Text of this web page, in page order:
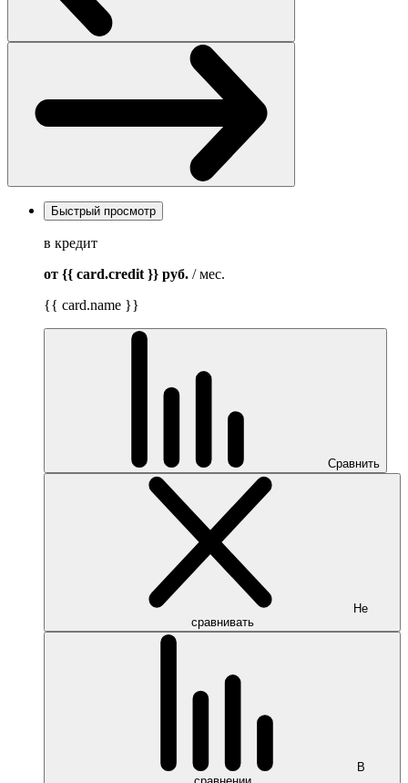
Быстрый просмотр
в кредит
от {{ card.credit }} руб. / мес.
{{ card.name }}
Сравнить
Не
сравнивать
В